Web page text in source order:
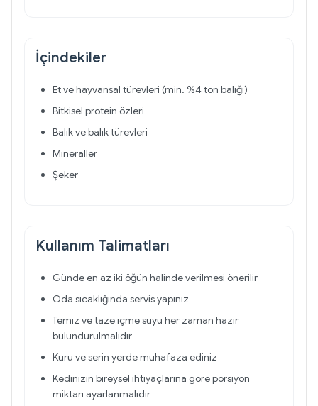
İçindekiler
Et ve hayvansal türevleri (min. %4 ton balığı)
Bitkisel protein özleri
Balık ve balık türevleri
Mineraller
Şeker
Kullanım Talimatları
Günde en az iki öğün halinde verilmesi önerilir
Oda sıcaklığında servis yapınız
Temiz ve taze içme suyu her zaman hazır
bulundurulmalıdır
Kuru ve serin yerde muhafaza ediniz
Kedinizin bireysel ihtiyaçlarına göre porsiyon
miktarı ayarlanmalıdır